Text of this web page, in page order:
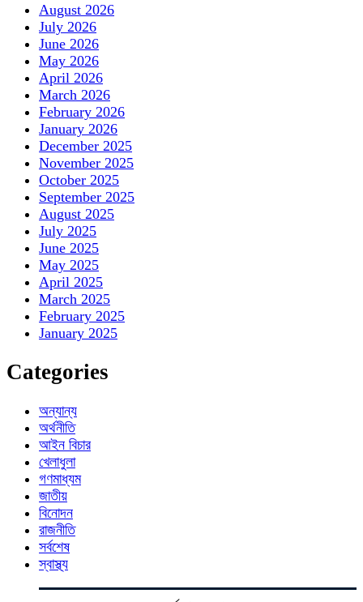
August 2026
July 2026
June 2026
May 2026
April 2026
March 2026
February 2026
January 2026
December 2025
November 2025
October 2025
September 2025
August 2025
July 2025
June 2025
May 2025
April 2025
March 2025
February 2025
January 2025
Categories
অন্যান্য
অর্থনীতি
আইন বিচার
খেলাধুলা
গণমাধ্যম
জাতীয়
বিনোদন
রাজনীতি
সর্বশেষ
স্বাস্থ্য